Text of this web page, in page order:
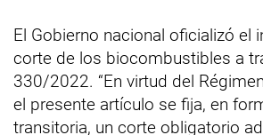
El Gobierno nacional oficializó el
corte de los biocombustibles a
330/2022. “En virtud del
el presente artículo se fija, en
transitoria, un corte obligatorio